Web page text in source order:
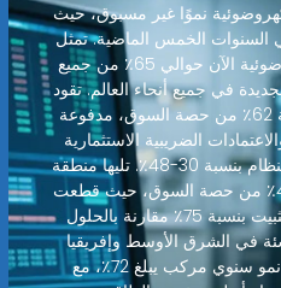
نموًا غير مسبوق، حيث
بأكثر من 550٪ في السنوات الخمس الماضية. تمثل
أنظمة تخزين الطاقة والكهروضوئية الآن حوالي 65٪ من جميع
في جميع أنحاء العالم. تقود
أمريكا الشمالية وأوروبا بنسبة 62٪ من حصة السوق، مدفوعة
الضريبية الاستثمارية
التي تقلل التكاليف الإجمالية للنظام بنسبة 30-48٪. تليها منطقة
آسيا والمحيط الهادئ بنسبة 45٪ من حصة السوق، حيث قطعت
التصاميم المعيارية أوقات التثبيت بنسبة 75٪ مقارنة بالحلول
في الشرق الأوسط وإفريقيا
أسرع المناطق نموًا بمعدل نمو سنوي مركب يبلغ 72٪، مع